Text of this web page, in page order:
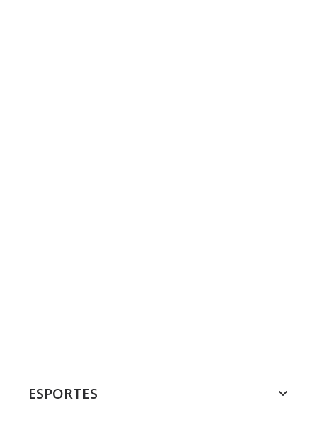
ESPORTES